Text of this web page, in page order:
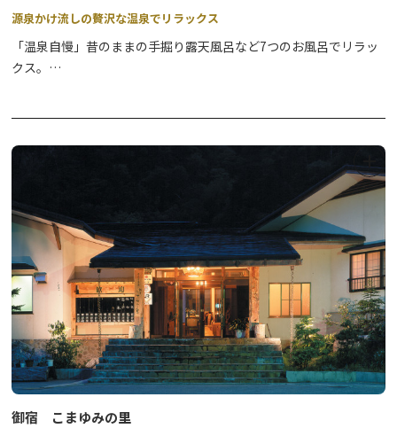
源泉かけ流しの贅沢な温泉でリラックス
「温泉自慢」昔のままの手掘り露天風呂など7つのお風呂でリラッ
クス。
御宿 こまゆみの里